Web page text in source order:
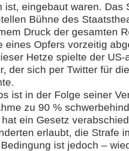
ist, eingebaut wa­ren. Das
Bühne des
Druck der gesamten
eines Opfers vorzeitig
Hetze spielte der
der sich per Twitter für
ist in der Folge seiner
zu 90 %
ein Gesetz
erlaubt, die Strafe
ist jedoch –